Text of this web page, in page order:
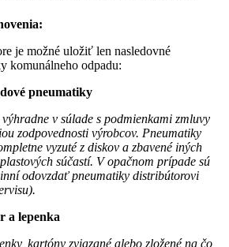
je možné uložiť len nasledovné
komunálneho odpadu:
pneumatiky
v súlade s podmienkami zmluvy
zodpovednosti výrobcov. Pneumatiky
vyzuté z diskov a zbavené iných
súčastí. V opačnom prípade sú
odovzdať pneumatiky distribútorovi
a lepenka
kartóny zviazané alebo zložené na čo